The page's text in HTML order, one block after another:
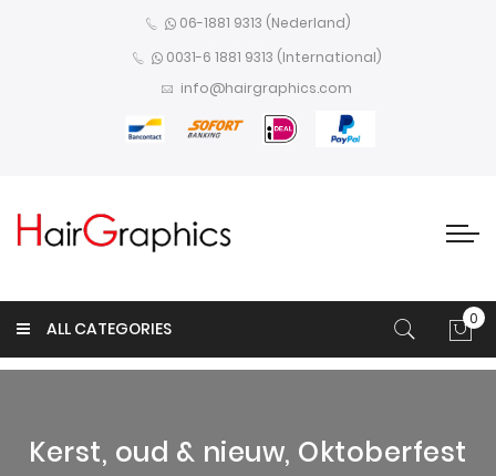
06-1881 9313 (Nederland)
0031-6 1881 9313 (International)
info@hairgraphics.com
ALL CATEGORIES 0
Kerst, oud & nieuw, Oktoberfest